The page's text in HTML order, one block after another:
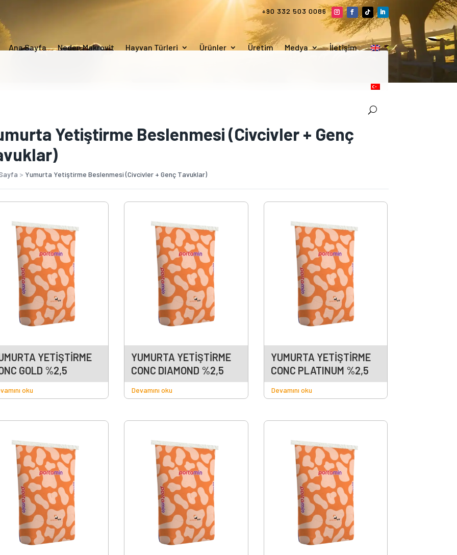
+90 332 503 0086
Ana Sayfa Neden Makrovit Hayvan Türleri Ürünler Üretim Medya İletişim
Yetiştirme Beslenmesi (Civcivler + Genç
> Yumurta Yetiştirme Beslenmesi (Civcivler + Genç Tavuklar)
YETİŞTİRME
GOLD %2,5
oku
YUMURTA YETİŞTİRME
CONC DIAMOND %2,5
Devamını oku
YUMURTA YETİŞTİRME
CONC PLATINUM %2,5
Devamını oku